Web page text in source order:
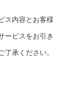
ス内容とお客様
ービスをお引き
承ください。